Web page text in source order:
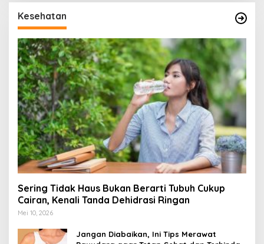
Kesehatan
Sering Tidak Haus Bukan Berarti Tubuh Cukup
Cairan, Kenali Tanda Dehidrasi Ringan
Mei 10, 2026
Jangan Diabaikan, Ini Tips Merawat